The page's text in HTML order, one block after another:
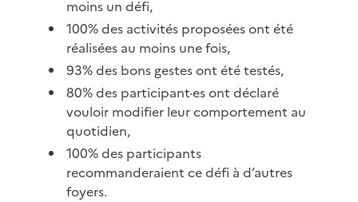
moins un défi,
100% des activités proposées ont été
réalisées au moins une fois,
93% des bons gestes ont été testés,
80% des participant·es ont déclaré
vouloir modifier leur comportement au
quotidien,
100% des participants
recommanderaient ce défi à d’autres
foyers.